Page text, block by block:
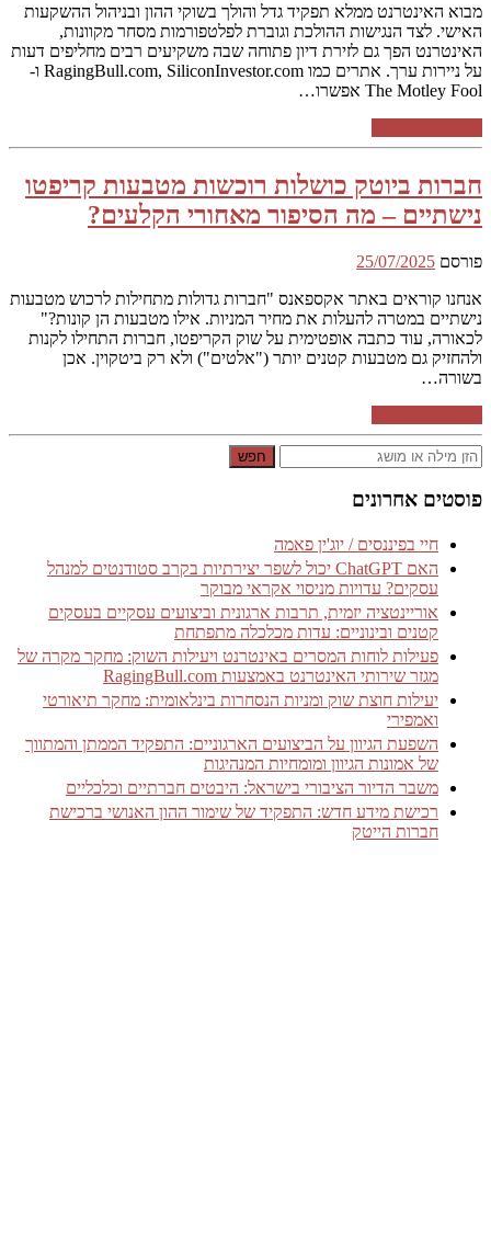
מבוא האינטרנט ממלא תפקיד גדל והולך בשוקי ההון ובניהול ההשקעות
האישי. לצד הנגישות ההולכת וגוברת לפלטפורמות מסחר מקוונות,
האינטרנט הפך גם לזירת דיון פתוחה שבה משקיעים רבים מחליפים דעות
על ניירות ערך. אתרים כמו RagingBull.com, SiliconInvestor.com ו-
The Motley Fool אפשרו…
חברות ביוטק כושלות רוכשות מטבעות קריפטו
נישתיים – מה הסיפור מאחורי הקלעים?
פורסם 25/07/2025
אנחנו קוראים באתר אקספאנס "חברות גדולות מתחילות לרכוש מטבעות
נישתיים במטרה להעלות את מחיר המניות. אילו מטבעות הן קונות?"
לכאורה, עוד כתבה אופטימית על שוק הקריפטו, חברות התחילו לקנות
ולהחזיק גם מטבעות קטנים יותר ("אלטים") ולא רק ביטקוין. אכן
בשורה…
חפש
פוסטים אחרונים
חיי בפיננסים / יוג'ין פאמה
האם ChatGPT יכול לשפר יצירתיות בקרב סטודנטים למנהל
עסקים? עדויות מניסוי אקראי מבוקר
אוריינטציה יזמית, תרבות ארגונית וביצועים עסקיים בעסקים
קטנים ובינוניים: עדות מכלכלה מתפתחת
פעילות לוחות המסרים באינטרנט ויעילות השוק: מחקר מקרה של
מגזר שירותי האינטרנט באמצעות RagingBull.com
יעילות חוצת שוק ומניות הנסחרות בינלאומית: מחקר תיאורטי
ואמפירי
השפעת הגיוון על הביצועים הארגוניים: התפקיד הממתן והמתווך
של אמונות הגיוון ומומחיות המנהיגות
משבר הדיור הציבורי בישראל: היבטים חברתיים וכלכליים
רכישת מידע חדש: התפקיד של שימור ההון האנושי ברכישת
חברות הייטק